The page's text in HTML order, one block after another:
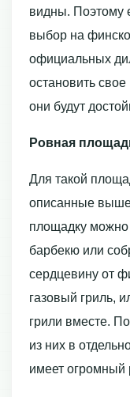
видны. Поэтому
выбор на
официальных
остановить
они будут
Ровная
Для такой
описанные выше
площадку можно
барбекю или
сердцевину от
газовый гриль,
грили вместе.
из них в
имеет огромный